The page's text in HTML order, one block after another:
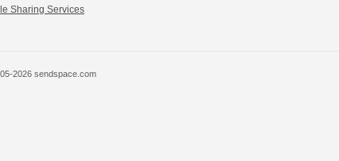
Sharing Services
2026 sendspace.com